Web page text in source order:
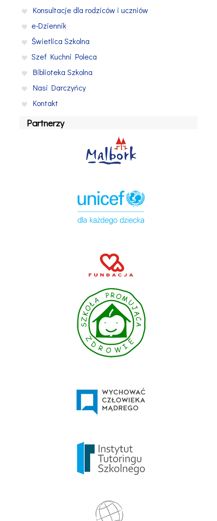
Konsultacje dla rodziców i uczniów
e-Dziennik
Świetlica Szkolna
Szef Kuchni Poleca
Biblioteka Szkolna
Nasi Darczyńcy
Kontakt
Partnerzy